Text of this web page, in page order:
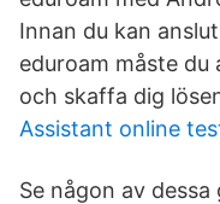
Innan du kan
eduroam måste
och skaffa dig
Assistant online
Se någon av